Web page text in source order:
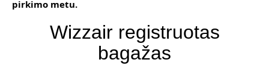
pirkimo metu.
Wizzair registruotas
bagažas